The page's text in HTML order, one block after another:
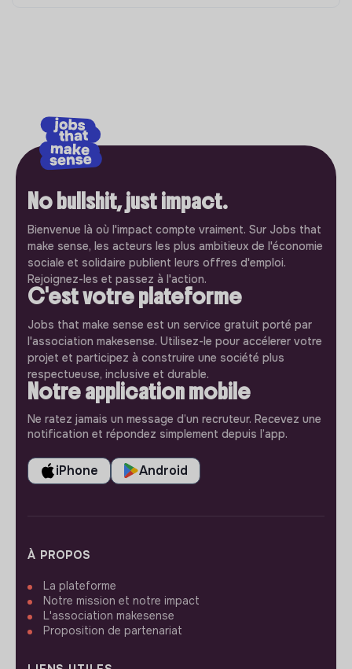
No bullshit, just impact.
Bienvenue là où l'impact compte vraiment. Sur Jobs that
make sense, les acteurs les plus ambitieux de l'économie
sociale et solidaire publient leurs offres d'emploi.
Rejoignez-les et passez à l'action.
C'est votre plateforme
Jobs that make sense est un service gratuit porté par
l'association makesense. Utilisez-le pour accélerer votre
projet et participez à construire une société plus
respectueuse, inclusive et durable.
Notre application mobile
Ne ratez jamais un message d’un recruteur. Recevez une
notification et répondez simplement depuis l’app.
iPhone Android
À PROPOS
La plateforme
Notre mission et notre impact
L'association makesense
Proposition de partenariat